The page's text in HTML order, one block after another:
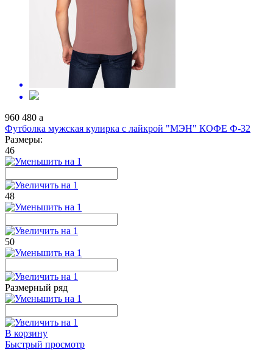
960 480 a
Футболка мужская кулирка с лайкрой "МЭН" КОФЕ Ф-32
Размеры:
46
48
50
Размерный ряд
В корзину
Быстрый просмотр